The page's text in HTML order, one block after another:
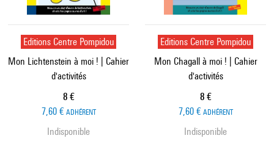
Editions Centre Pompidou
Mon Lichtenstein à moi ! | Cahier
d'activités
Prix ​​actuel
8 €
7,60 € ADHÉRENT
Indisponible
Editions Centre Pompidou
Mon Chagall à moi ! | Cahier
d'activités
Prix ​​actuel
8 €
7,60 € ADHÉRENT
Indisponible